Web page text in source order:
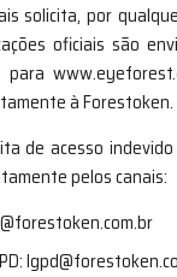
solicita, por
oficiais são
para
à Forestoken.
de acesso
pelos canais: